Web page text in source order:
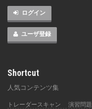
ログイン
ユーザ登録
Shortcut
人気コンテンツ集
トレーダースキャン 演習問題